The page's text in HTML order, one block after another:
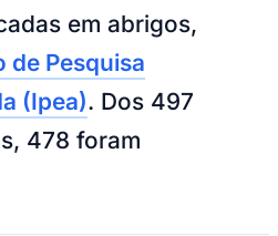
em abrigos,
de Pesquisa
(Ipea). Dos 497
478 foram